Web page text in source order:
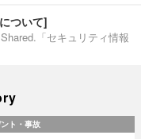
ついて]
「セキュリティ情報
ト・事故